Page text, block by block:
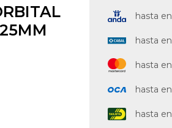
hasta en
hasta en
hasta en
hasta en
hasta en